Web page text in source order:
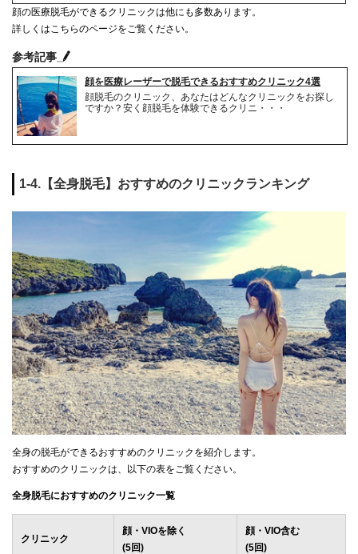
顔の医療脱毛ができるクリニックは他にも多数あります。
詳しくはこちらのページをご覧ください。
参考記事
顔を医療レーザーで脱毛できるおすすめクリニック4選
顔脱毛のクリニック、あなたはどんなクリニックをお探し
ですか？安く顔脱毛を体験できるクリニ・・・
1-4.【全身脱毛】おすすめのクリニックランキング
全身の脱毛ができるおすすめのクリニックを紹介します。
おすすめのクリニックは、以下の表をご覧ください。
全身脱毛におすすめのクリニック一覧
クリニック
顔・VIOを除く
(5回)
顔・VIO含む
(5回)